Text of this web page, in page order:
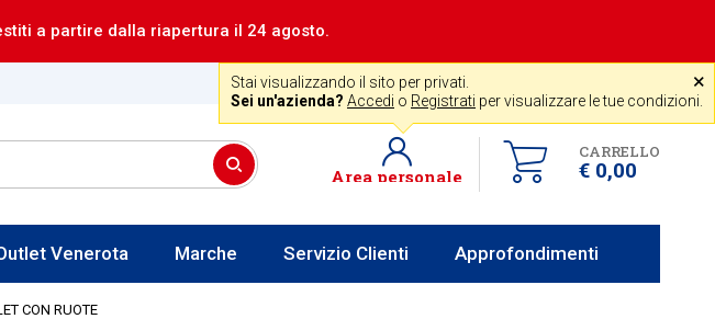
a partire dalla riapertura il 24 agosto.
Assistenza gratuita
dal lun al ven 8-12 14-18 +39 0341 256700 ˟
Stai visualizzando il sito per privati.
Sei un'azienda? Accedi o Registrati per visualizzare le tue condizioni.
CARRELLO
€ 0,00
Area personale
Venerota Marche Servizio Clienti Approfondimenti
CON RUOTE